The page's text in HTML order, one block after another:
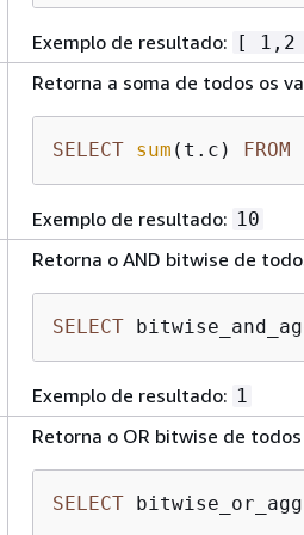
Exemplo de resultado: [
Retorna a soma de todos os
SELECT sum (t.c) FROM
Exemplo de resultado: 10
Retorna o AND bitwise de
SELECT
Exemplo de resultado: 1
Retorna o OR bitwise de
SELECT